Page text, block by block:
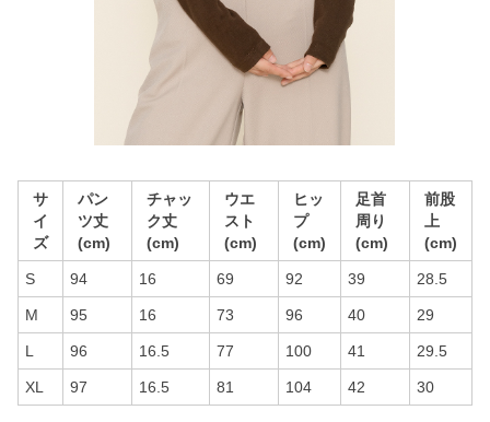
サ
イ
ズ
パン
ツ丈
(cm)
チャッ
ク丈
(cm)
ウエ
スト
(cm)
ヒッ
プ
(cm)
足首
周り
(cm)
前股
上
(cm)
S 94 16 69 92 39 28.5
M 95 16 73 96 40 29
L 96 16.5 77 100 41 29.5
XL 97 16.5 81 104 42 30